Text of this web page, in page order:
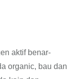
aktif benar-
organic, bau dan